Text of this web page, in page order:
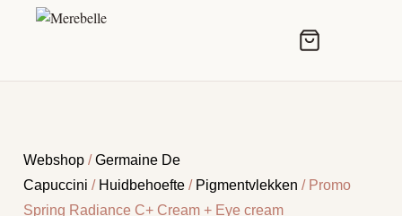
Webshop /Germaine De
Capuccini / Huidbehoefte / Pigmentvlekken / Promo
Spring Radiance C+ Cream + Eye cream